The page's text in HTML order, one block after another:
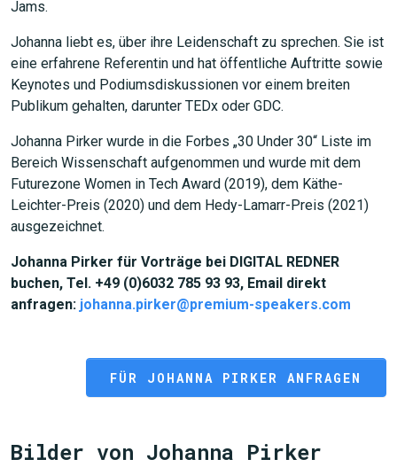
Jams.
Johanna liebt es, über ihre Leidenschaft zu sprechen. Sie ist
eine erfahrene Referentin und hat öffentliche Auftritte sowie
Keynotes und Podiumsdiskussionen vor einem breiten
Publikum gehalten, darunter TEDx oder GDC.
Johanna Pirker wurde in die Forbes „30 Under 30“ Liste im
Bereich Wissenschaft aufgenommen und wurde mit dem
Futurezone Women in Tech Award (2019), dem Käthe-
Leichter-Preis (2020) und dem Hedy-Lamarr-Preis (2021)
ausgezeichnet.
Johanna Pirker für Vorträge bei DIGITAL REDNER
buchen, Tel. +49 (0)6032 785 93 93, Email direkt
anfragen: johanna.pirker@premium-speakers.com
FÜR JOHANNA PIRKER ANFRAGEN
Bilder von Johanna Pirker
JETZT SUCHEN